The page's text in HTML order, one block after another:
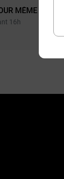
MÊME
16h